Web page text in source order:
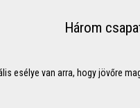
Három
esélye van arra, hogy jövőre